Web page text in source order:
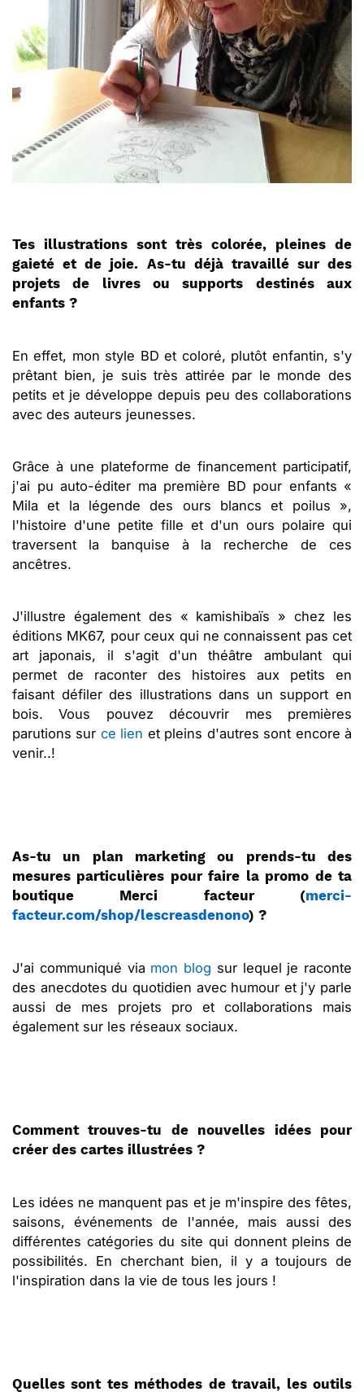
Tes illustrations sont très colorée, pleines de
gaieté et de joie. As-tu déjà travaillé sur des
projets de livres ou supports destinés aux
enfants ?
En effet, mon style BD et coloré, plutôt enfantin, s'y
prêtant bien, je suis très attirée par le monde des
petits et je développe depuis peu des collaborations
avec des auteurs jeunesses.
Grâce à une plateforme de financement participatif,
j'ai pu auto-éditer ma première BD pour enfants «
Mila et la légende des ours blancs et poilus »,
l'histoire d'une petite fille et d'un ours polaire qui
traversent la banquise à la recherche de ces
ancêtres.
J'illustre également des « kamishibaïs » chez les
éditions MK67, pour ceux qui ne connaissent pas cet
art japonais, il s'agit d'un théâtre ambulant qui
permet de raconter des histoires aux petits en
faisant défiler des illustrations dans un support en
bois. Vous pouvez découvrir mes premières
parutions sur ce lien et pleins d'autres sont encore à
venir..!
As-tu un plan marketing ou prends-tu des
mesures particulières pour faire la promo de ta
boutique Merci facteur (merci-
facteur.com/shop/lescreasdenono) ?
J'ai communiqué via mon blog sur lequel je raconte
des anecdotes du quotidien avec humour et j'y parle
aussi de mes projets pro et collaborations mais
également sur les réseaux sociaux.
Comment trouves-tu de nouvelles idées pour
créer des cartes illustrées ?
Les idées ne manquent pas et je m'inspire des fêtes,
saisons, événements de l'année, mais aussi des
différentes catégories du site qui donnent pleins de
possibilités. En cherchant bien, il y a toujours de
l'inspiration dans la vie de tous les jours !
Quelles sont tes méthodes de travail, les outils